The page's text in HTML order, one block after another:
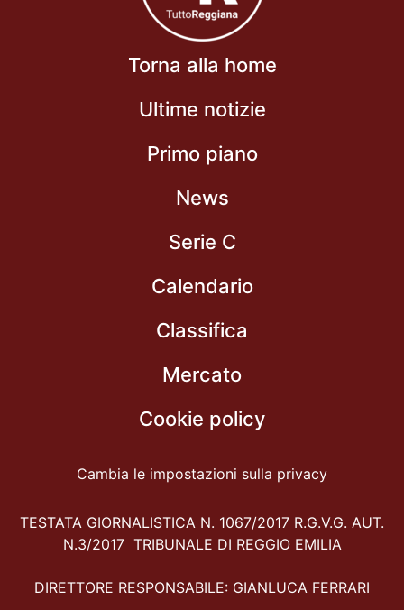
Torna alla home
Ultime notizie
Primo piano
News
Serie C
Calendario
Classifica
Mercato
Cookie policy
Cambia le impostazioni sulla privacy
TESTATA GIORNALISTICA N. 1067/2017 R.G.V.G. AUT.
N.3/2017 TRIBUNALE DI REGGIO EMILIA
DIRETTORE RESPONSABILE: GIANLUCA FERRARI